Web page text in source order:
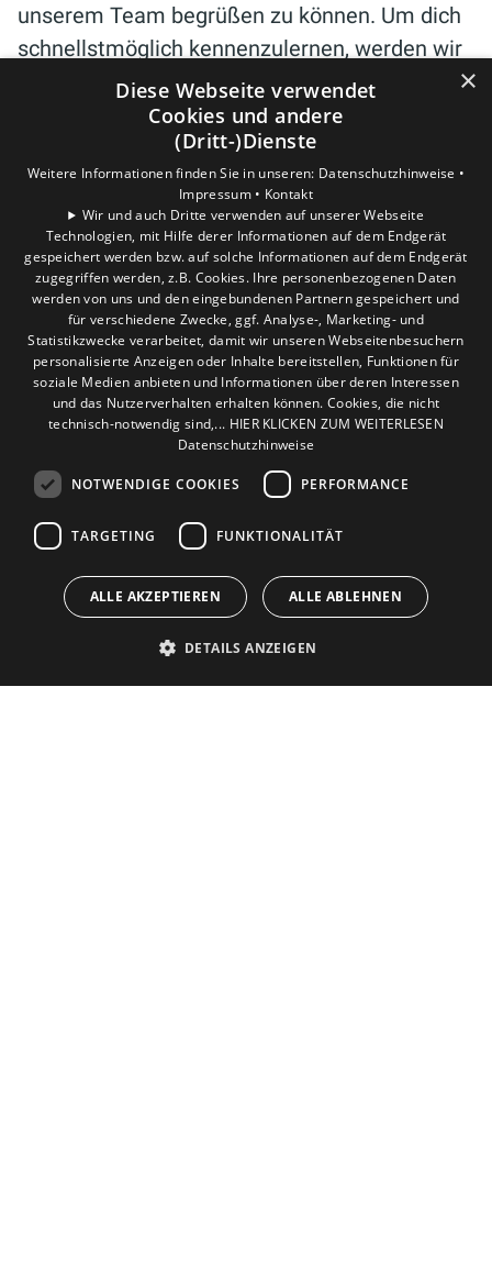
unserem Team begrüßen zu können. Um dich
schnellstmöglich kennenzulernen, werden wir
dich in den nächsten Tagen kontaktieren.
In der Zwischenzeit kannst du dich hier über
unsere Firma, Mitarbeiter und Firmenevents
informieren!
Der Installatör GmbH & Co. KG
Max-Planck-Str. 93
×
Diese Webseite verwendet
Cookies und andere
(Dritt-)Dienste
Weitere Informationen finden Sie in unseren: Datenschutzhinweise •
Impressum • Kontakt
Wir und auch Dritte verwenden auf unserer Webseite
Technologien, mit Hilfe derer Informationen auf dem Endgerät
gespeichert werden bzw. auf solche Informationen auf dem Endgerät
zugegriffen werden, z.B. Cookies. Ihre personenbezogenen Daten
werden von uns und den eingebundenen Partnern gespeichert und
für verschiedene Zwecke, ggf. Analyse-, Marketing- und
Statistikzwecke verarbeitet, damit wir unseren Webseitenbesuchern
personalisierte Anzeigen oder Inhalte bereitstellen, Funktionen für
soziale Medien anbieten und Informationen über deren Interessen
und das Nutzerverhalten erhalten können. Cookies, die nicht
technisch-notwendig sind,... HIER KLICKEN ZUM WEITERLESEN
Datenschutzhinweise
NOTWENDIGE COOKIES PERFORMANCE
TARGETING FUNKTIONALITÄT
ALLE AKZEPTIEREN ALLE ABLEHNEN
DETAILS ANZEIGEN